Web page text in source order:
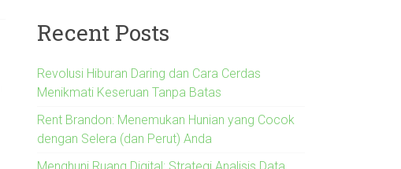
Recent Posts
Revolusi Hiburan Daring dan Cara Cerdas
Menikmati Keseruan Tanpa Batas
Rent Brandon: Menemukan Hunian yang Cocok
dengan Selera (dan Perut) Anda
Menghuni Ruang Digital: Strategi Analisis Data